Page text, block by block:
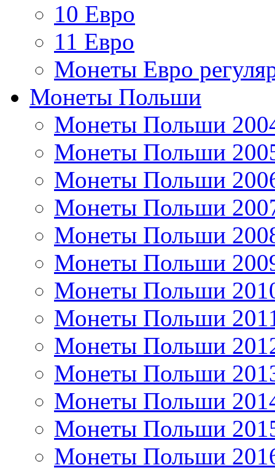
10 Евро
11 Евро
Монеты Евро
Монеты Польши
Монеты Польши
Монеты Польши
Монеты Польши
Монеты Польши
Монеты Польши
Монеты Польши
Монеты Польши
Монеты Польши
Монеты Польши
Монеты Польши
Монеты Польши
Монеты Польши
Монеты Польши